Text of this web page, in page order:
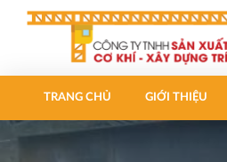
TRANG CHỦ GIỚI THIỆU